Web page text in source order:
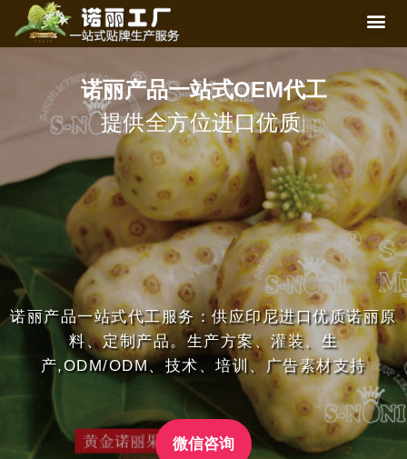
诺丽产品一站式OEM代工
一站式诺丽贴牌生产服务|
诺丽产品一站式代工服务：供应印尼进口优质诺丽原
料、定制产品。生产方案、灌装、生
产,ODM/ODM、技术、培训、广告素材支持
微信咨询